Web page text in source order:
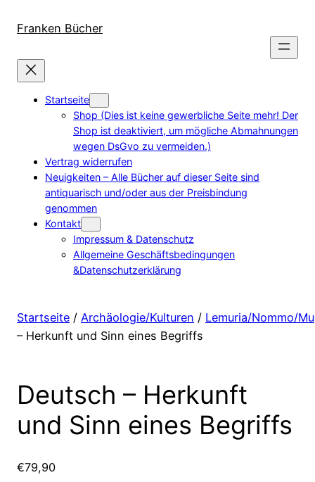
zum
wechseln
Franken Bücher
Startseite
Shop (Dies ist keine gewerbliche Seite mehr! Der
Shop ist deaktiviert, um mögliche Abmahnungen
wegen DsGvo zu vermeiden.)
Vertrag widerrufen
Neuigkeiten – Alle Bücher auf dieser Seite sind
antiquarisch und/oder aus der Preisbindung
genommen
Kontakt
Impressum & Datenschutz
Allgemeine Geschäftsbedingungen
&Datenschutzerklärung
Startseite / Archäologie/Kulturen / Lemuria/Nommo/Mu
– Herkunft und Sinn eines Begriffs
Deutsch – Herkunft
und Sinn eines Begriffs
€79,90